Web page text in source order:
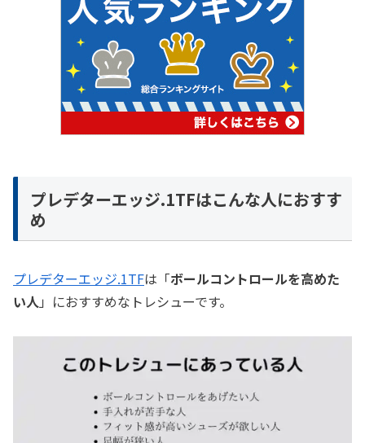
プレデターエッジ.1TFはこんな人におすす
め
プレデターエッジ.1TFは「ボールコントロールを高めた
い人」におすすめなトレシューです。